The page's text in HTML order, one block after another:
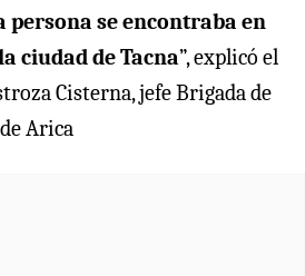
persona se encontraba en
ciudad de Tacna”, explicó el
Cisterna, jefe Brigada de
Arica